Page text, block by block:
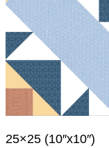
25×25 (10″x10″)